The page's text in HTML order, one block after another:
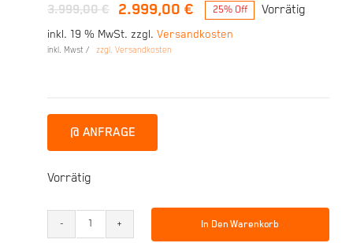
3.999,00€
Ursprünglicher
Preis
2.999,00€
Aktueller
Preis
25% Off Vorrätig
inkl. 19 % MwSt. zzgl. Versandkosten
inkl. Mwst / zzgl. Versandkosten
@ ANFRAGE
Vorrätig
R
In Den Warenkorb